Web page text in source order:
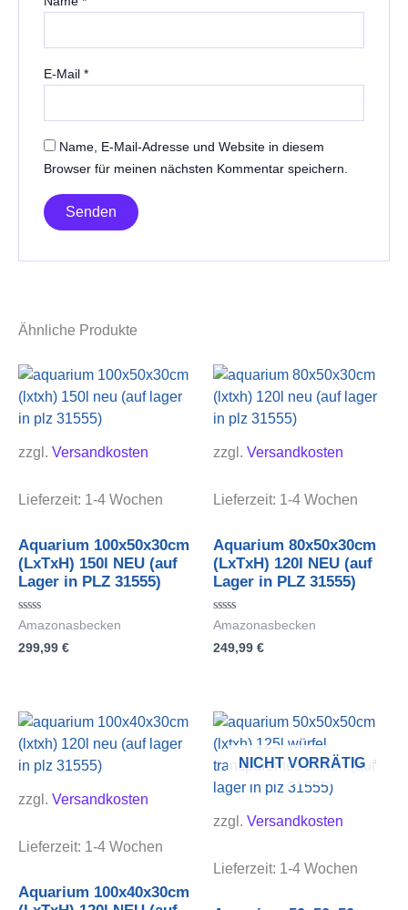
E-Mail *
Name, E-Mail-Adresse und Website in diesem
Browser für meinen nächsten Kommentar speichern.
Ähnliche Produkte
zzgl. Versandkosten
Lieferzeit: 1-4 Wochen
Aquarium 100x50x30cm
(LxTxH) 150l NEU (auf
Lager in PLZ 31555)
Bewertet
0
Amazonasbecken
299,99 €
zzgl. Versandkosten
Lieferzeit: 1-4 Wochen
Aquarium 80x50x30cm
(LxTxH) 120l NEU (auf
Lager in PLZ 31555)
Bewertet
0
Amazonasbecken
249,99 €
zzgl. Versandkosten
Lieferzeit: 1-4 Wochen
Aquarium 100x40x30cm
NICHT VORRÄTIG
zzgl. Versandkosten
Lieferzeit: 1-4 Wochen